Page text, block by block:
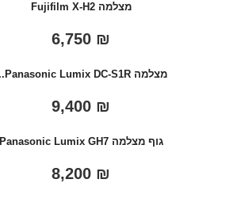
מצלמה Fujifilm X-H2
₪
מצלמה Panasonic Lumix DC-S1R...
₪
גוף מצלמה Panasonic Lumix GH7
₪